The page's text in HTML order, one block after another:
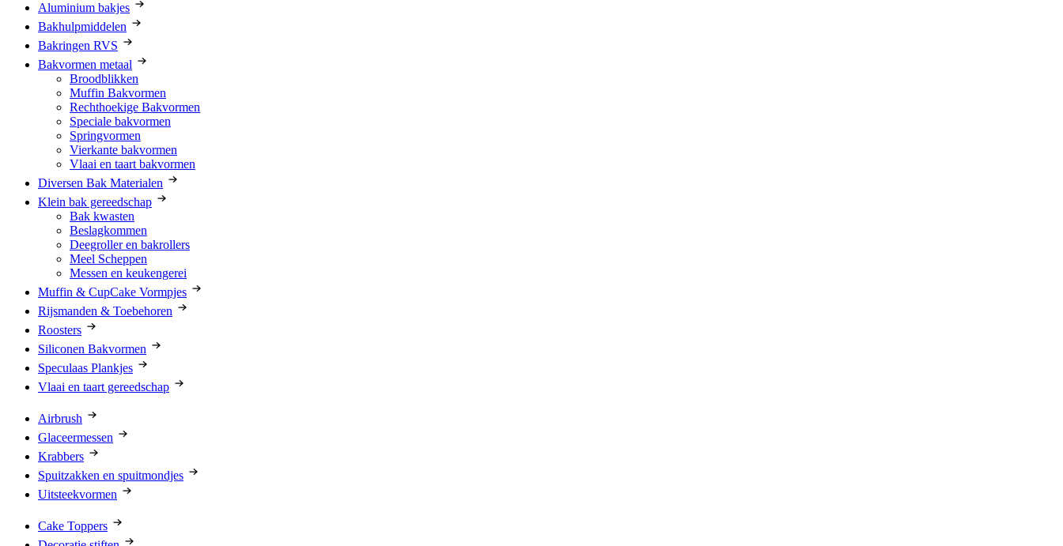
Aluminium bakjes
Bakhulpmiddelen
Bakringen RVS
Bakvormen metaal
Broodblikken
Muffin Bakvormen
Rechthoekige Bakvormen
Speciale bakvormen
Springvormen
Vierkante bakvormen
Vlaai en taart bakvormen
Diversen Bak Materialen
Klein bak gereedschap
Bak kwasten
Beslagkommen
Deegroller en bakrollers
Meel Scheppen
Messen en keukengerei
Muffin & CupCake Vormpjes
Rijsmanden & Toebehoren
Roosters
Siliconen Bakvormen
Speculaas Plankjes
Vlaai en taart gereedschap
Airbrush
Glaceermessen
Krabbers
Spuitzakken en spuitmondjes
Uitsteekvormen
Cake Toppers